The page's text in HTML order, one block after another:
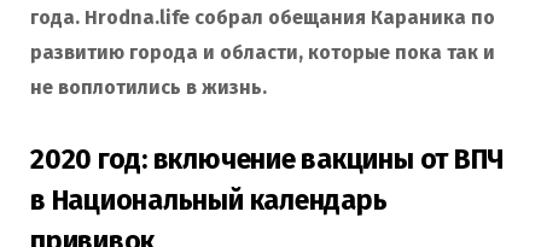
года. Hrodna.life собрал обещания Караника по
развитию города и области, которые пока так и
не воплотились в жизнь.
2020 год: включение вакцины от ВПЧ
в Национальный календарь